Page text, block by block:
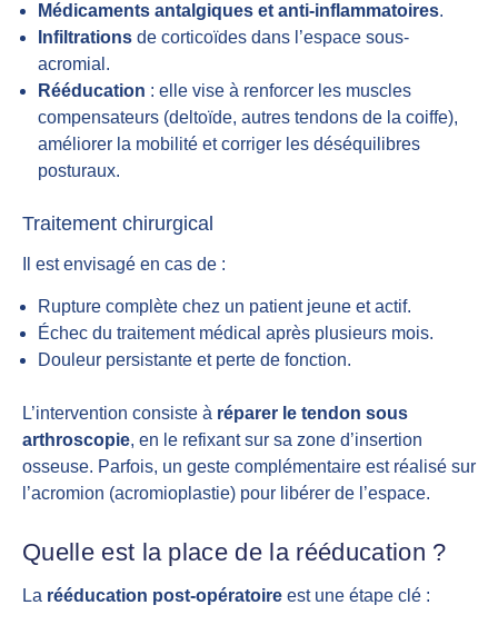
Médicaments antalgiques et anti-inflammatoires.
Infiltrationsde corticoïdes dans l’espace sous-
acromial.
Rééducation : elle vise à renforcer les muscles
compensateurs (deltoïde, autres tendons de la coiffe),
améliorer la mobilité et corriger les déséquilibres
posturaux.
Traitement chirurgical
Il est envisagé en cas de :
Rupture complète chez un patient jeune et actif.
Échec du traitement médical après plusieurs mois.
Douleur persistante et perte de fonction.
L’intervention consiste à réparer le tendon sous
arthroscopie, en le refixant sur sa zone d’insertion
osseuse. Parfois, un geste complémentaire est réalisé sur
l’acromion (acromioplastie) pour libérer de l’espace.
Quelle est la place de la rééducation ?
La rééducation post-opératoire est une étape clé :